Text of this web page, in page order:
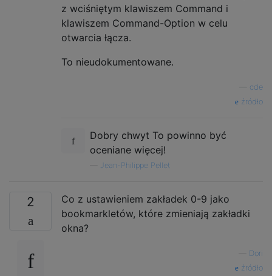
z wciśniętym klawiszem Command i
klawiszem Command-Option w celu
otwarcia łącza.
To nieudokumentowane.
cde
źródło
Dobry chwyt To powinno być
oceniane więcej!
Jean-Philippe Pellet
2
Co z ustawieniem zakładek 0-9 jako
bookmarkletów, które zmieniają zakładki
okna?
Dori
źródło